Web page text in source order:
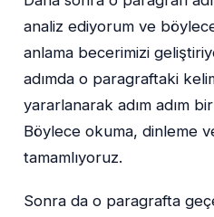
analiz ediyorum ve
anlama becerimizi
adımda o paragraftaki
yararlanarak adım adım
Böylece okuma, dinleme
tamamlıyoruz.
Sonra da o paragrafta